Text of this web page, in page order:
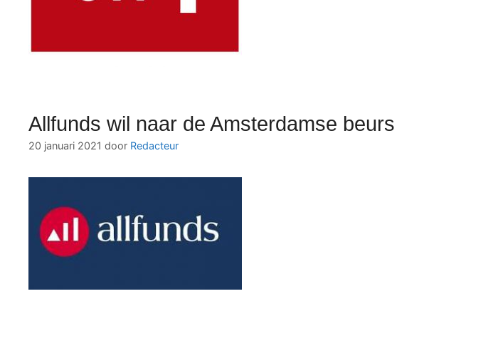
Allfunds wil naar de Amsterdamse beurs
20 januari 2021 door Redacteur